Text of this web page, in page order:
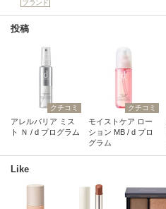
ブランド
投稿
クチコミ
アレルバリア ミス
ト Ｎ / d プログラム
クチコミ
モイストケア ロー
ション MB / d プロ
グラム
Like